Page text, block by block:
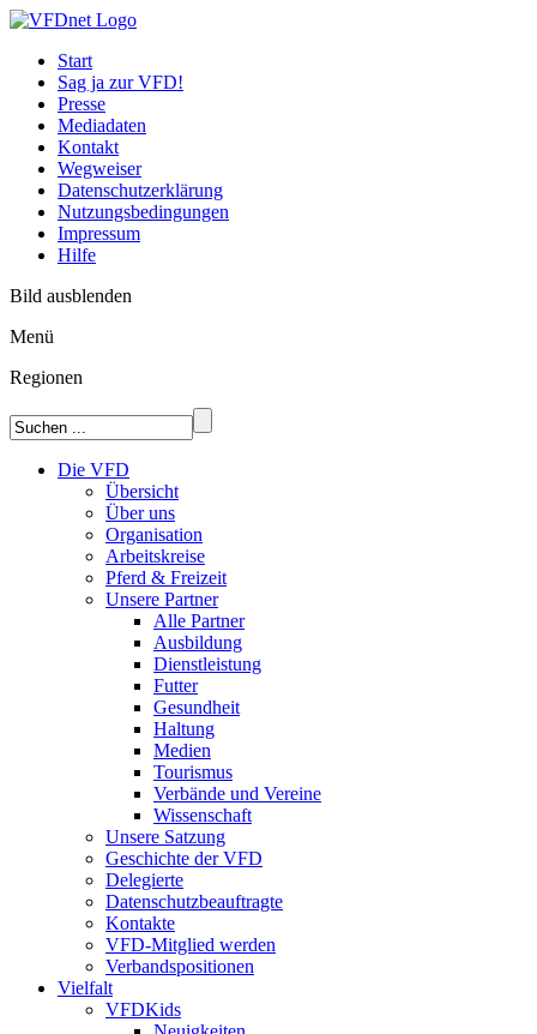
Start
Sag ja zur VFD!
Presse
Mediadaten
Kontakt
Wegweiser
Datenschutzerklärung
Nutzungsbedingungen
Impressum
Hilfe
Bild ausblenden
Menü
Regionen
Die VFD
Übersicht
Über uns
Organisation
Arbeitskreise
Pferd & Freizeit
Unsere Partner
Alle Partner
Ausbildung
Dienstleistung
Futter
Gesundheit
Haltung
Medien
Tourismus
Verbände und Vereine
Wissenschaft
Unsere Satzung
Geschichte der VFD
Delegierte
Datenschutzbeauftragte
Kontakte
VFD-Mitglied werden
Verbandspositionen
Vielfalt
VFDKids